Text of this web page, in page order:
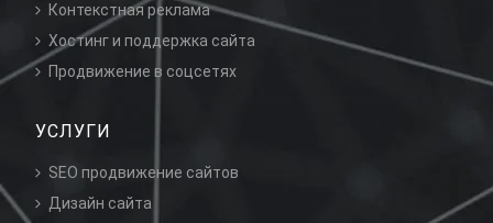
Контекстная реклама
Хостинг и поддержка сайта
Продвижение в соцсетях
УСЛУГИ
SEO продвижение сайтов
Дизайн сайта